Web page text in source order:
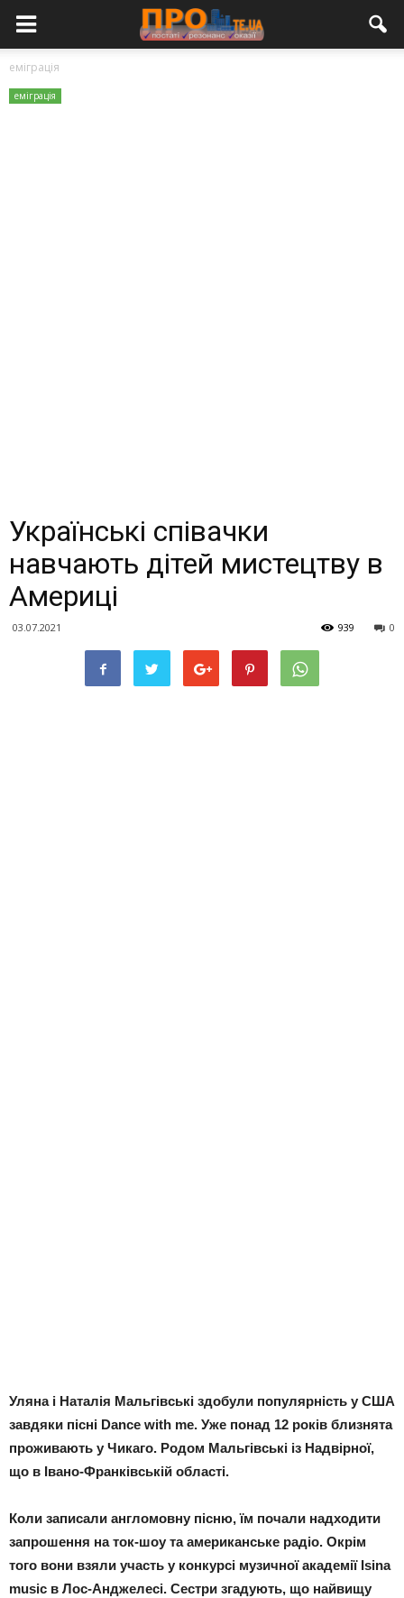
еміграція
еміграція
Українські співачки
навчають дітей мистецтву в
Америці
03.07.2021 0
939
Уляна і Наталія Мальгівські здобули популярність у США
завдяки пісні Dance with me. Уже понад 12 років близнята
проживають у Чикаго. Родом Мальгівські із Надвірної,
що в Івано-Франківській області.
Коли записали англомовну пісню, їм почали надходити
запрошення на ток-шоу та американське радіо. Окрім
того вони взяли участь у конкурсі музичної академії Isina
music в Лос-Анджелесі. Сестри згадують, що найвищу